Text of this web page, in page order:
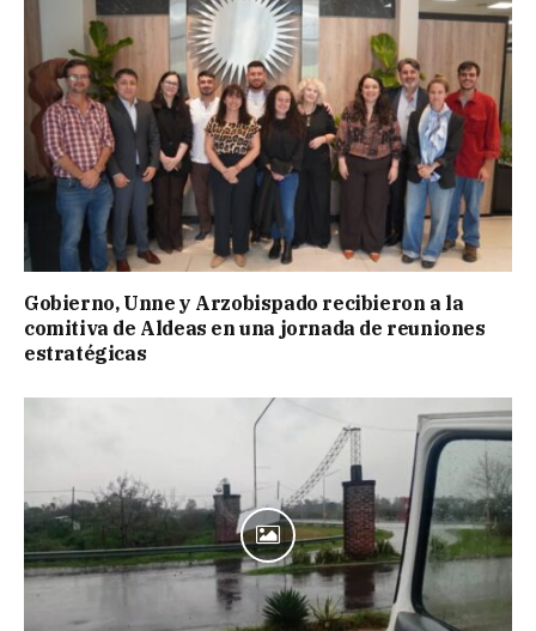
Gobierno, Unne y Arzobispado recibieron a la
comitiva de Aldeas en una jornada de reuniones
estratégicas